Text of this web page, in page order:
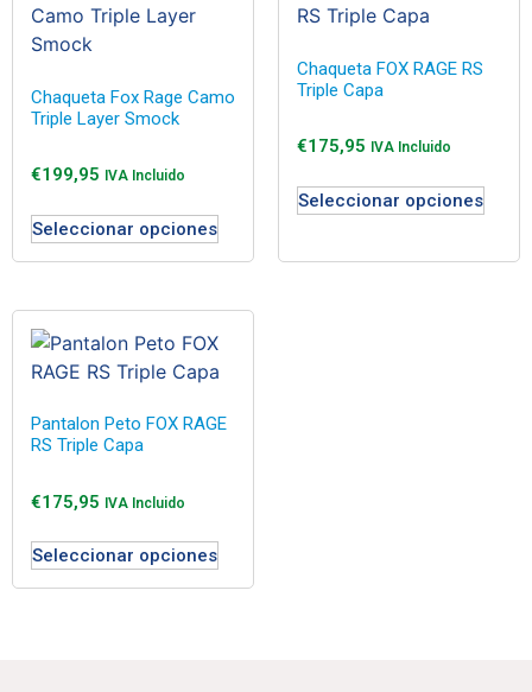
Chaqueta Fox Rage Camo
Triple Layer Smock
€199,95 IVA Incluido
Seleccionar opciones
Chaqueta FOX RAGE RS
Triple Capa
€175,95 IVA Incluido
Seleccionar opciones
Pantalon Peto FOX RAGE
RS Triple Capa
€175,95 IVA Incluido
Seleccionar opciones